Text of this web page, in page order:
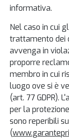
informativa.
Nel caso in cui
trattamento dei
avvenga in
proporre
membro in cui
luogo ove si è
(art. 77 GDPR).
per la
sono reperibili
(